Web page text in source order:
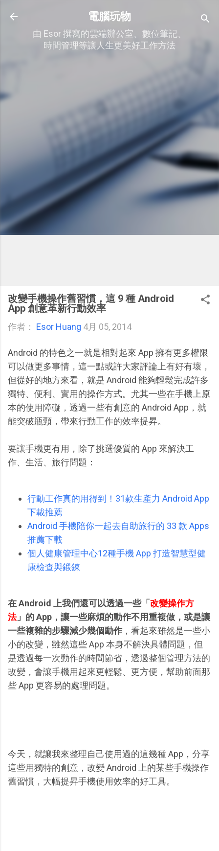
跳到主要內容
電腦玩物
由 Esor 撰寫的雲端辦公室、數位筆記、
時間管理等讓人生更美好工作方法
改變手機操作舊習慣，這 9 種 Android
App 創意革新行動效率
作者： Esor Huang 4月 05, 2014
Android 的特色之一就是相對起來 App 擁有更多權限
可以做更多事情，這一點或許大家評論上有好有壞，
但從好的地方來看，就是 Android 能夠輕鬆完成許多
獨特、便利、實用的操作方式。尤其一些在手機上原
本的使用障礙，透過一些有創意的 Android App，就
能突破瓶頸，帶來行動工作的效率提昇。
要讓手機更有用，除了挑選優質的 App 來解決工
作、生活、旅行問題：
行動工作真的用得到！31款生產力 Android App
下載推薦
Android 手機陪你一起去自助旅行的 33 款 Apps
推薦下載
個人健康管理中心12種手機 App 打造智慧型健
康檢查與鍛鍊
在 Android 上我們還可以透過一些「 改變操作方
法」的 App，讓一些麻煩的動作不用重複做，或是讓
一些複雜的步驟減少幾個動作 ，看起來雖然是一些小
小的改變，雖然這些 App 本身不解決具體問題，但
是透過每一次動作的時間節省，透過整個管理方法的
改變，會讓手機用起來更輕鬆、更方便，幫助前面那
些 App 更容易的處理問題。
今天，就讓我來整理自己使用過的這幾種 App，分享
這些用獨特的創意，改變 Android 上的某些手機操作
舊習慣，大幅提昇手機使用效率的好工具。